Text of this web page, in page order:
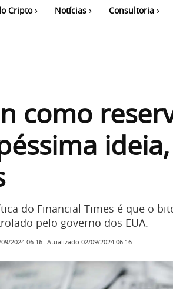
Cripto Notícias Consultoria
como
do Financial Times é que o
pelo governo dos EUA.
2024 06:16 Atualizado 02/09/2024 06:16